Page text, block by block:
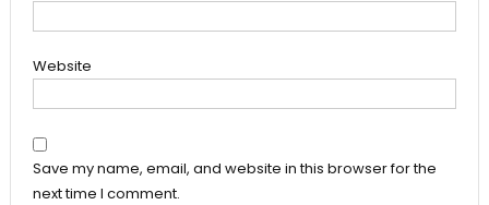
Website
Save my name, email, and website in this browser for the
next time I comment.